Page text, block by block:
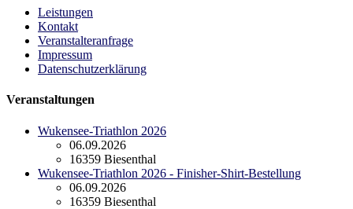
Leistungen
Kontakt
Veranstalteranfrage
Impressum
Datenschutzerklärung
Veranstaltungen
Wukensee-Triathlon 2026
06.09.2026
16359 Biesenthal
Wukensee-Triathlon 2026 - Finisher-Shirt-Bestellung
06.09.2026
16359 Biesenthal